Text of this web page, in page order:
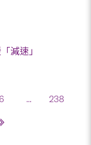
減速」
6 ... 238